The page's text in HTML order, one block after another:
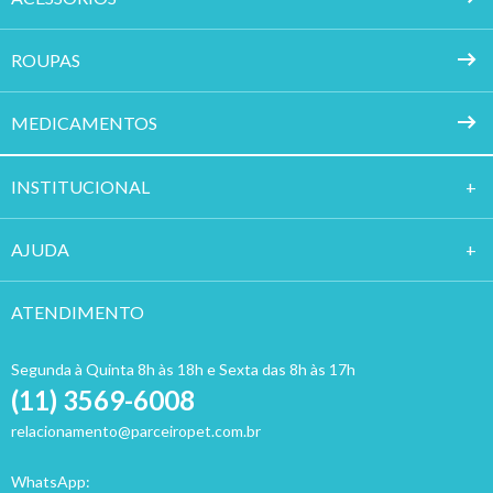
ROUPAS
MEDICAMENTOS
INSTITUCIONAL
AJUDA
ATENDIMENTO
Segunda à Quinta 8h às 18h e Sexta das 8h às 17h
(11) 3569-6008
relacionamento@parceiropet.com.br
WhatsApp: